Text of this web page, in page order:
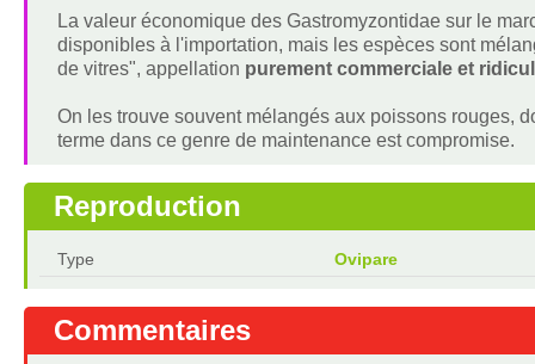
La valeur économique des Gastromyzontidae sur le
disponibles à l'importation, mais les espèces sont
de vitres", appellation purement commerciale et
On les trouve souvent mélangés aux poissons rouges,
terme dans ce genre de maintenance est compromise.
Reproduction
Type Ovipare
Commentaires